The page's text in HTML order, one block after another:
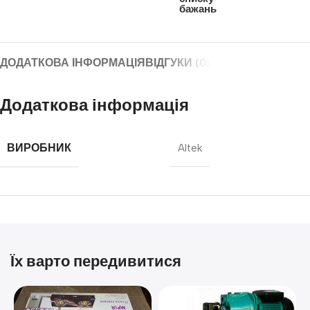
бажань
ДОДАТКОВА ІНФОРМАЦІЯВІДГУКИ (0)
Додаткова інформація
ВИРОБНИК Altek
Їх варто передивитися